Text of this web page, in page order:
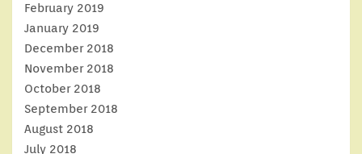
February 2019
January 2019
December 2018
November 2018
October 2018
September 2018
August 2018
July 2018